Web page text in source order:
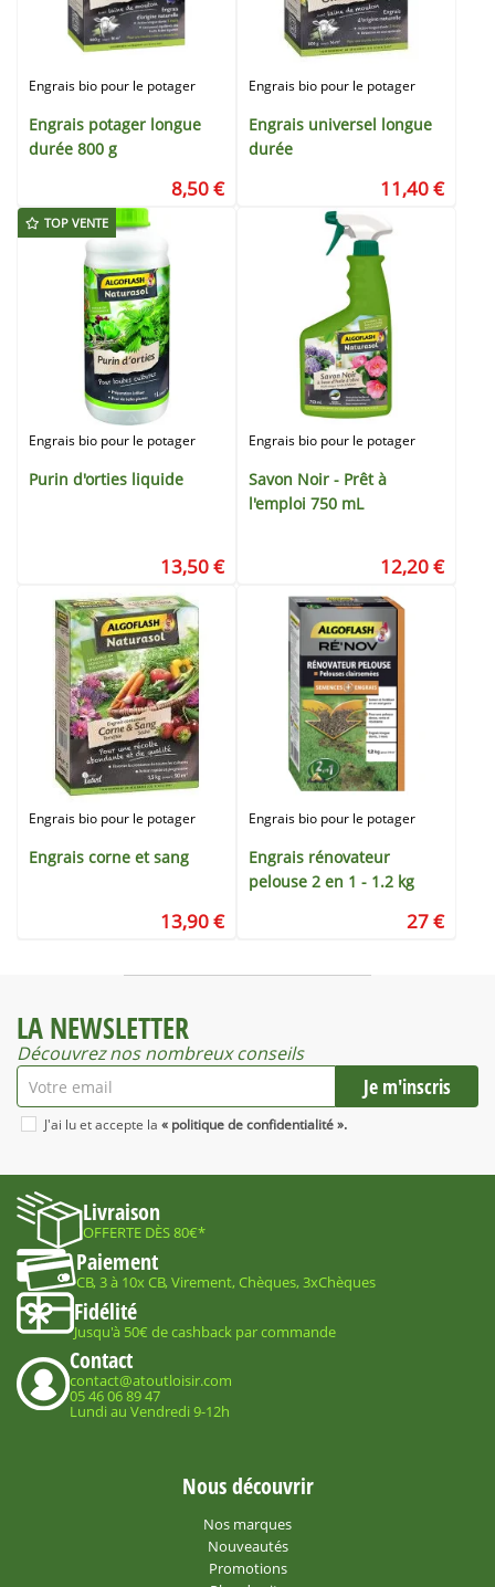
Engrais bio pour le potager
Engrais potager longue
durée 800 g
8,50 €
Engrais bio pour le potager
Engrais universel longue
durée
11,40 €
TOP VENTE
Engrais bio pour le potager
Purin d'orties liquide
13,50 €
Engrais bio pour le potager
Savon Noir - Prêt à
l'emploi 750 mL
12,20 €
Engrais bio pour le potager
Engrais corne et sang
13,90 €
Engrais bio pour le potager
Engrais rénovateur
pelouse 2 en 1 - 1.2 kg
27 €
LA NEWSLETTER
Découvrez nos nombreux conseils
J'ai lu et accepte la « politique de confidentialité ».
Livraison
OFFERTE DÈS 80€*
Paiement
CB, 3 à 10x CB, Virement, Chèques, 3xChèques
Fidélité
Jusqu'à 50€ de cashback par commande
Contact
contact@atoutloisir.com
05 46 06 89 47
Lundi au Vendredi 9-12h
Nous découvrir
Nos marques
Nouveautés
Promotions